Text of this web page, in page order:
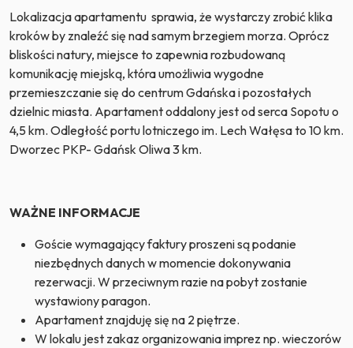
Lokalizacja apartamentu sprawia, że wystarczy zrobić klika
kroków by znaleźć się nad samym brzegiem morza. Oprócz
bliskości natury, miejsce to zapewnia rozbudowaną
komunikację miejską, która umożliwia wygodne
przemieszczanie się do centrum Gdańska i pozostałych
dzielnic miasta. Apartament oddalony jest od serca Sopotu o
4,5 km. Odległość portu lotniczego im. Lech Wałęsa to 10 km.
Dworzec PKP- Gdańsk Oliwa 3 km.
WAŻNE INFORMACJE
Goście wymagający faktury proszeni są podanie
niezbędnych danych w momencie dokonywania
rezerwacji. W przeciwnym razie na pobyt zostanie
wystawiony paragon.
Apartament znajduję się na 2 piętrze.
W lokalu jest zakaz organizowania imprez np. wieczorów